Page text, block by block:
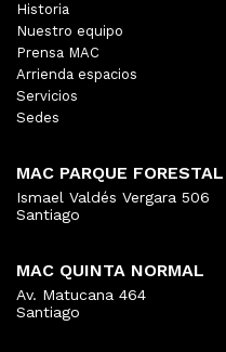
Historia
Nuestro equipo
Prensa MAC
Arrienda espacios
Servicios
Sedes
MAC PARQUE FORESTAL
Ismael Valdés Vergara 506
Santiago
MAC QUINTA NORMAL
Av. Matucana 464
Santiago